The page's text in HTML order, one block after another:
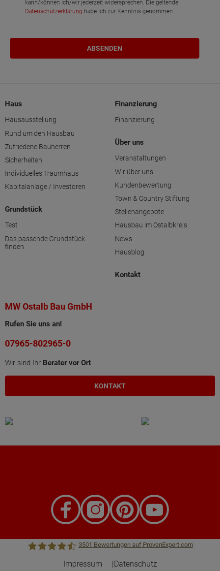
kann/können ich/wir jederzeit widersprechen. Die geltende
Datenschutzerklärung habe ich zur Kenntnis genommen.
Haus
Hausausstellung
Rund um den Hausbau
Zufriedene Bauherren
Sicherheiten
Individuelles Traumhaus
Kapitalanlage / Investoren
Grundstück
Test
Das passende Grundstück
finden
Finanzierung
Finanzierung
Über uns
Veranstaltungen
Wir über uns
Kundenbewertung
Town & Country Stiftung
Stellenangebote
Hausbau im Ostalbkreis
News
Hausblog
Kontakt
MW Ostalb Bau GmbH
Rufen Sie uns an!
07965-802965-0
Wir sind Ihr Berater vor Ort
KONTAKT
3501 Bewertungen auf ProvenExpert.com
Impressum Datenschutz